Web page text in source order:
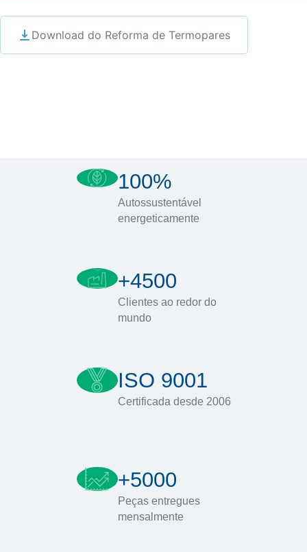
Download do Reforma de Termopares
100%
Autossustentável
energeticamente
+4500
Clientes ao redor do
mundo
ISO 9001
Certificada desde 2006
+5000
Peças entregues
mensalmente